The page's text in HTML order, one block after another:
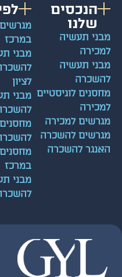
הנכסים
שלנו
תעשיה
תעשיה
לוגיסטיים
למכירה
להשכרה
להשכרה
לפי
מגרשים
במרכז
מבני תעשיה
להשכרה
מבני תעשיה
להשכרה
מחסנים
להשכרה
מחסנים
במרכז
מבני
להשכרה